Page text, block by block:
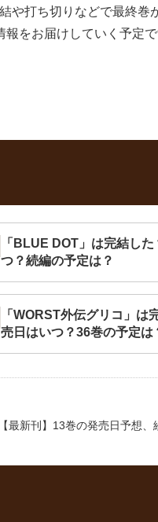
や打ち切りなどで最終巻
をお届けしていく予定で
「BLUE DOT」は完結し
つ？続編の予定は？
「WORST外伝グリコ」は
売日はいつ？36巻の予定は
最新刊】13巻の発売日予想、